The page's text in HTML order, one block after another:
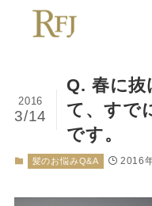
Q. 春に
て、すで
です。
2016
3/14
髪のお悩みQ&A 2016